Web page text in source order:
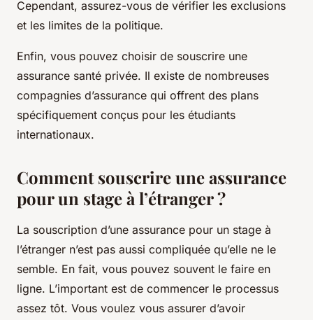
Cependant, assurez-vous de vérifier les exclusions
et les limites de la politique.
Enfin, vous pouvez choisir de souscrire une
assurance santé privée. Il existe de nombreuses
compagnies d’assurance qui offrent des plans
spécifiquement conçus pour les étudiants
internationaux.
Comment souscrire une assurance
pour un stage à l’étranger ?
La souscription d’une assurance pour un stage à
l’étranger n’est pas aussi compliquée qu’elle ne le
semble. En fait, vous pouvez souvent le faire en
ligne. L’important est de commencer le processus
assez tôt. Vous voulez vous assurer d’avoir